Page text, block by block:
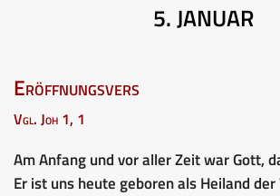
5. JANUAR
Eröffnungsvers
Vgl. Joh 1, 1
Am Anfang und vor aller Zeit war Gott,
Er ist uns heute geboren als Heiland